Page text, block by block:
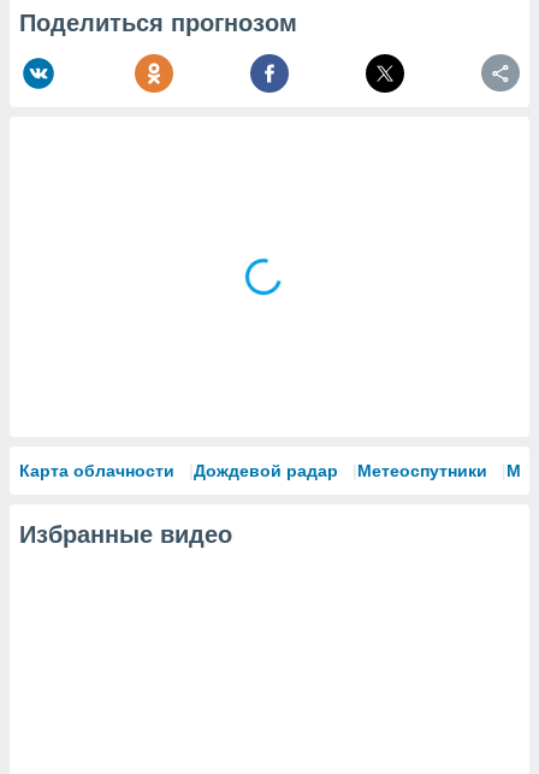
Поделиться прогнозом
Карта облачности Дождевой радар Метеоспутники
Избранные видео